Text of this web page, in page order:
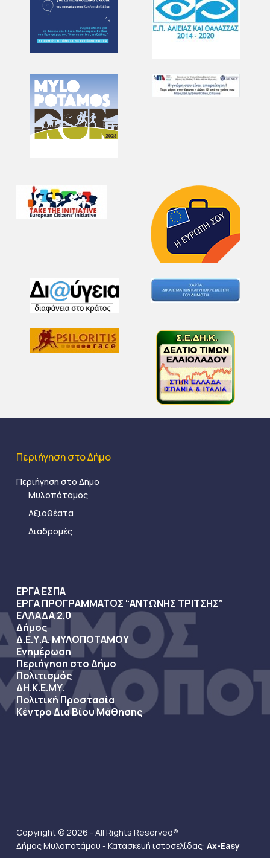
Περιήγηση στο Δήμο
Περιήγηση στο Δήμο
Μυλοπόταμος
Αξιοθέατα
Διαδρομές
ΕΡΓΑ ΕΣΠΑ
ΕΡΓΑ ΠΡΟΓΡΑΜΜΑΤΟΣ “ΑΝΤΩΝΗΣ ΤΡΙΤΣΗΣ”
ΕΛΛΑΔΑ 2.0
Δήμος
Δ.Ε.Υ.Α. ΜΥΛΟΠΟΤΑΜΟΥ
Ενημέρωση
Περιήγηση στο Δήμο
Πολιτισμός
ΔΗ.Κ.Ε.ΜΥ.
Πολιτική Προστασία
Κέντρο Δια Βίου Μάθησης
Copyright © 2026 - All Rights Reserved®
Δήμος Μυλοποτάμου - Κατασκευή ιστοσελίδας: Ax-Easy